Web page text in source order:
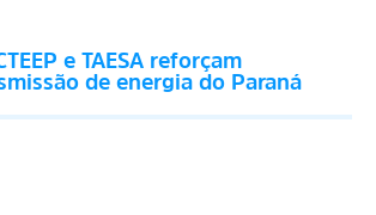
e TAESA reforçam
de energia do Paraná